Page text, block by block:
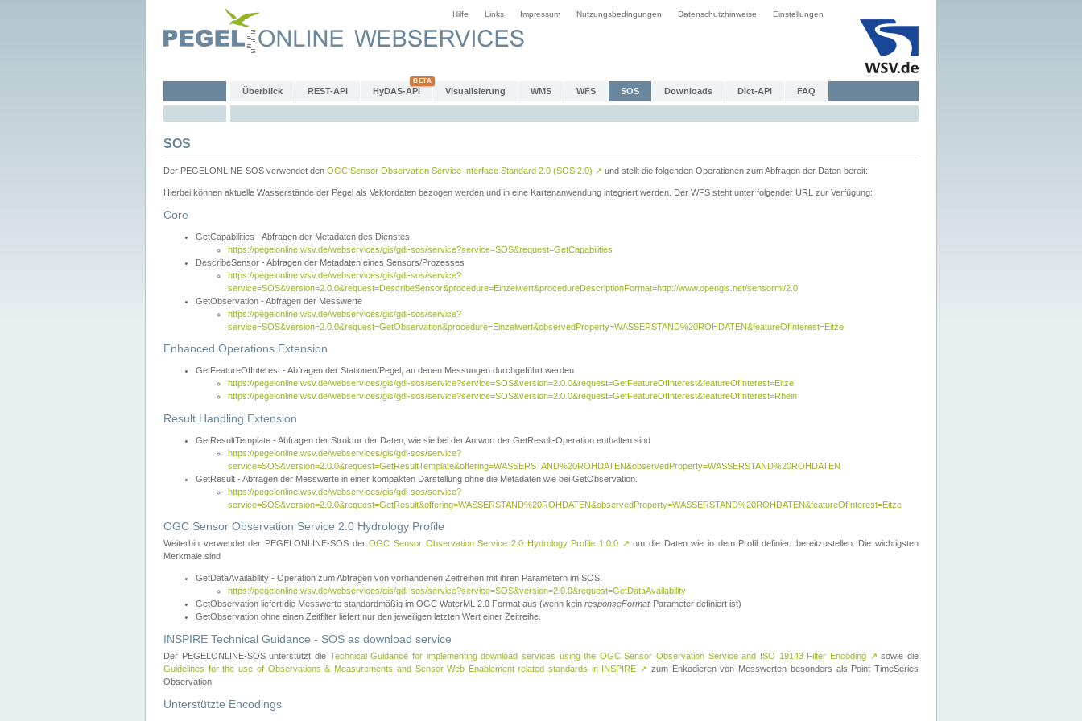
Hilfe Links Impressum Nutzungsbedingungen Datenschutzhinweise Einstellungen
Überblick REST-API HyDAS-API Visualisierung WMS WFS SOS Downloads Dict-API FAQ
SOS
Der PEGELONLINE-SOS verwendet den OGC Sensor Observation Service Interface Standard 2.0 (SOS 2.0) ↗ und stellt die folgenden Operationen zum Abfragen der Daten bereit:
Hierbei können aktuelle Wasserstände der Pegel als Vektordaten bezogen werden und in eine Kartenanwendung integriert werden. Der WFS steht unter folgender URL zur Verfügung:
Core
GetCapabilities - Abfragen der Metadaten des Dienstes
https://pegelonline.wsv.de/webservices/gis/gdi-sos/service?service=SOS&request=GetCapabilities
DescribeSensor - Abfragen der Metadaten eines Sensors/Prozesses
https://pegelonline.wsv.de/webservices/gis/gdi-sos/service?
service=SOS&version=2.0.0&request=DescribeSensor&procedure=Einzelwert&procedureDescriptionFormat=http://www.opengis.net/sensorml/2.0
GetObservation - Abfragen der Messwerte
https://pegelonline.wsv.de/webservices/gis/gdi-sos/service?
service=SOS&version=2.0.0&request=GetObservation&procedure=Einzelwert&observedProperty=WASSERSTAND%20ROHDATEN&featureOfInterest=Eitze
Enhanced Operations Extension
GetFeatureOfInterest - Abfragen der Stationen/Pegel, an denen Messungen durchgeführt werden
https://pegelonline.wsv.de/webservices/gis/gdi-sos/service?service=SOS&version=2.0.0&request=GetFeatureOfInterest&featureOfInterest=Eitze
https://pegelonline.wsv.de/webservices/gis/gdi-sos/service?service=SOS&version=2.0.0&request=GetFeatureOfInterest&featureOfInterest=Rhein
Result Handling Extension
GetResultTemplate - Abfragen der Struktur der Daten, wie sie bei der Antwort der GetResult-Operation enthalten sind
https://pegelonline.wsv.de/webservices/gis/gdi-sos/service?
service=SOS&version=2.0.0&request=GetResultTemplate&offering=WASSERSTAND%20ROHDATEN&observedProperty=WASSERSTAND%20ROHDATEN
GetResult - Abfragen der Messwerte in einer kompakten Darstellung ohne die Metadaten wie bei GetObservation.
https://pegelonline.wsv.de/webservices/gis/gdi-sos/service?
service=SOS&version=2.0.0&request=GetResult&offering=WASSERSTAND%20ROHDATEN&observedProperty=WASSERSTAND%20ROHDATEN&featureOfInterest=Eitze
OGC Sensor Observation Service 2.0 Hydrology Profile
Weiterhin verwendet der PEGELONLINE-SOS derOGC Sensor Observation Service 2.0 Hydrology Profile 1.0.0 ↗ um die Daten wie in dem Profil definiert bereitzustellen. Die wichtigsten
Merkmale sind
GetDataAvailability - Operation zum Abfragen von vorhandenen Zeitreihen mit ihren Parametern im SOS.
https://pegelonline.wsv.de/webservices/gis/gdi-sos/service?service=SOS&version=2.0.0&request=GetDataAvailability
GetObservation liefert die Messwerte standardmäßig im OGC WaterML 2.0 Format aus (wenn kein responseFormat-Parameter definiert ist)
GetObservation ohne einen Zeitfilter liefert nur den jeweiligen letzten Wert einer Zeitreihe.
INSPIRE Technical Guidance - SOS as download service
Der PEGELONLINE-SOS unterstützt die Technical Guidance for implementing download services using the OGC Sensor Observation Service and ISO 19143 Filter Encoding ↗ sowie die
Guidelines for the use of Observations & Measurements and Sensor Web Enablement-related standards in INSPIRE ↗ zum Enkodieren von Messwerten besonders als Point TimeSeries
Observation
Unterstützte Encodings